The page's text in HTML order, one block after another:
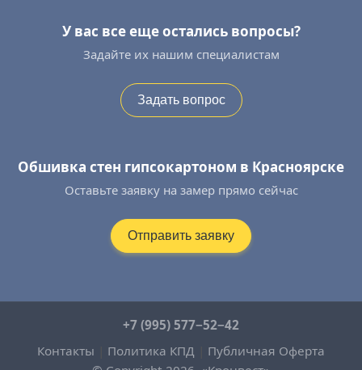
У вас все еще остались вопросы?
Задайте их нашим специалистам
Задать вопрос
Обшивка стен гипсокартоном в Красноярске
Оставьте заявку на замер прямо сейчас
Отправить заявку
+7 (995) 577−52−42
Контакты
Политика КПД Публичная Оферта